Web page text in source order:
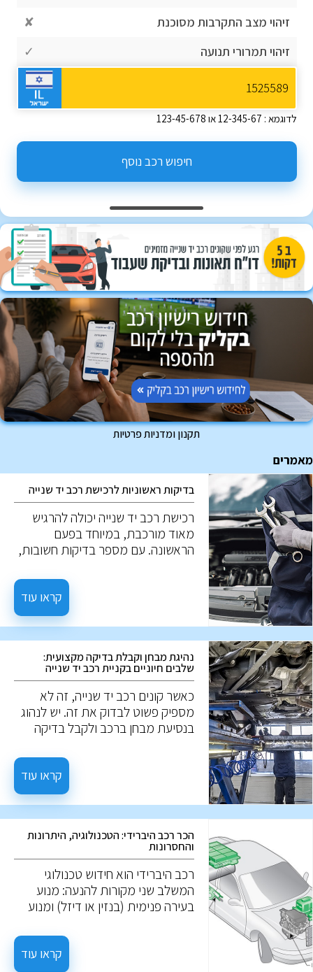
זיהוי מצב התקרבות מסוכנת
✘
זיהוי תמרורי תנועה
✓
לדוגמא : 12-345-67 או 123-45-678
חיפוש רכב נוסף
תקנון ומדניות פרטיות
מאמרים
בדיקות ראשוניות לרכישת רכב יד שנייה
רכישת רכב יד שנייה יכולה להרגיש
מאוד מורכבת, במיוחד בפעם
הראשונה. עם מספר בדיקות חשובות,
בדיקות חשובות כאשר שוקלים רכב יד
קראו עוד
נהיגת מבחן וקבלת בדיקה מקצועית:
שלבים חיוניים בקניית רכב יד שנייה
כאשר קונים רכב יד שנייה, זה לא
מספיק פשוט לבדוק את זה. יש לנהוג
בנסיעת מבחן ברכב ולקבל בדיקה
שאתה צריך לדעת: לפני נסיעת
המבחן, אפשר לבחון נזקים חיצוניים,
שפשופים, נזק לצבע, חלודה, ואף
פנסים, והמצב החיצוני של הרכב. יחד,
פרטים אלו יכולים להעיד על הטיפול
שהרכב מקבל, אך לא תמיד. ייתכן
שרכב הנראה מושך מבחוץ, עבר
טיפול שטחי בלבד למטרת המכירה.
קראו עוד
הכר רכב היברידי: הטכנולוגיה, היתרונות
והחסרונות
רכב היברידי הוא חידוש טכנולוגי
המשלב שני מקורות להנעה: מנוע
בעירה פנימית (בנזין או דיזל) ומנוע
להיות יעיל יותר בצריכת הדלק ולפחות
מזהם. אז מה הם רכבים היברידיים?
קראו עוד